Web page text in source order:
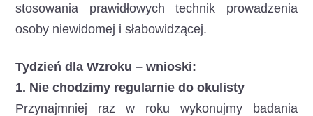
stosowania prawidłowych technik prowadzenia
osoby niewidomej i słabowidzącej.
Tydzień dla Wzroku – wnioski:
1. Nie chodzimy regularnie do okulisty
Przynajmniej raz w roku wykonujmy badania